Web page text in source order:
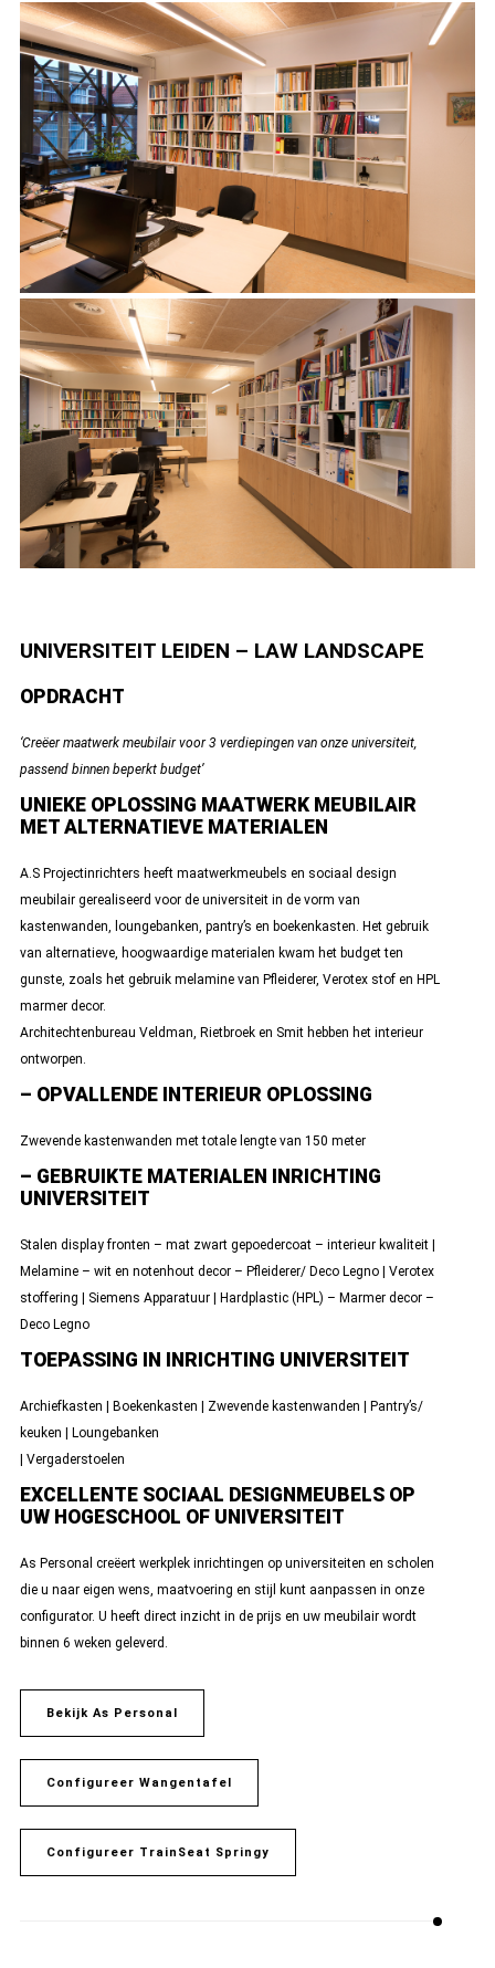
UNIVERSITEIT LEIDEN – LAW LANDSCAPE
OPDRACHT
‘Creëer maatwerk meubilair voor 3 verdiepingen van onze universiteit,
passend binnen beperkt budget’
UNIEKE OPLOSSING MAATWERK MEUBILAIR
MET ALTERNATIEVE MATERIALEN
A.S Projectinrichters heeft maatwerkmeubels en sociaal design
meubilair gerealiseerd voor de universiteit in de vorm van
kastenwanden, loungebanken, pantry’s en boekenkasten. Het gebruik
van alternatieve, hoogwaardige materialen kwam het budget ten
gunste, zoals het gebruik melamine van Pfleiderer, Verotex stof en HPL
marmer decor.
Architechtenbureau Veldman, Rietbroek en Smit hebben het interieur
ontworpen.
– OPVALLENDE INTERIEUR OPLOSSING
Zwevende kastenwanden met totale lengte van 150 meter
– GEBRUIKTE MATERIALEN INRICHTING
UNIVERSITEIT
Stalen display fronten – mat zwart gepoedercoat – interieur kwaliteit |
Melamine – wit en notenhout decor – Pfleiderer/ Deco Legno | Verotex
stoffering | Siemens Apparatuur | Hardplastic (HPL) – Marmer decor –
Deco Legno
TOEPASSING IN INRICHTING UNIVERSITEIT
Archiefkasten | Boekenkasten | Zwevende kastenwanden | Pantry’s/
keuken | Loungebanken
| Vergaderstoelen
EXCELLENTE SOCIAAL DESIGNMEUBELS OP
UW HOGESCHOOL OF UNIVERSITEIT
As Personal creëert werkplek inrichtingen op universiteiten en scholen
die u naar eigen wens, maatvoering en stijl kunt aanpassen in onze
configurator. U heeft direct inzicht in de prijs en uw meubilair wordt
binnen 6 weken geleverd.
Bekijk As Personal
Configureer Wangentafel
Configureer TrainSeat Springy